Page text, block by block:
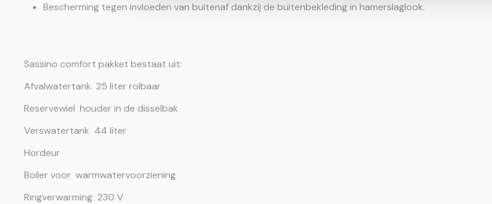
Bescherming tegen invloeden van buitenaf dankzij de buitenbekleding in hamerslaglook.
Sassino comfort pakket bestaat uit:
Afvalwatertank 25 liter rolbaar
Reservewiel houder in de disselbak
Verswatertank 44 liter
Hordeur
Boiler voor warmwatervoorziening
Ringverwarming 230 V